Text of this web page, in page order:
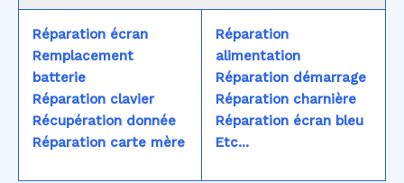
Réparation écran
Remplacement
batterie
Réparation clavier
Récupération donnée
Réparation carte mère
Réparation
alimentation
Réparation démarrage
Réparation charnière
Réparation écran bleu
Etc...